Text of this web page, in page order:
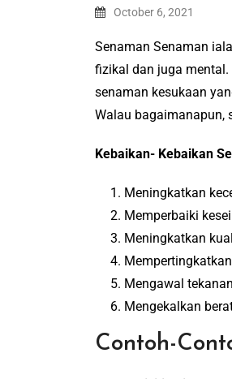
October 6, 2021
Senaman Senaman
fizikal dan juga
senaman kesukaan
Walau bagaimanapun,
Kebaikan- Kebaikan
Meningkatkan
Memperbaiki
Meningkatkan
Mengawal
Mengekalkan
Contoh-